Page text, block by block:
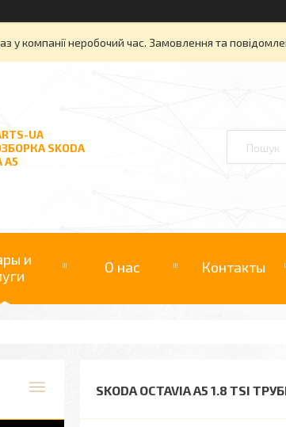
у компанії неробочий час. Замовлення та
UA
SKODA
A5
и
О нас Контакты
SKODA OCTAVIA A5 1.8 TSI